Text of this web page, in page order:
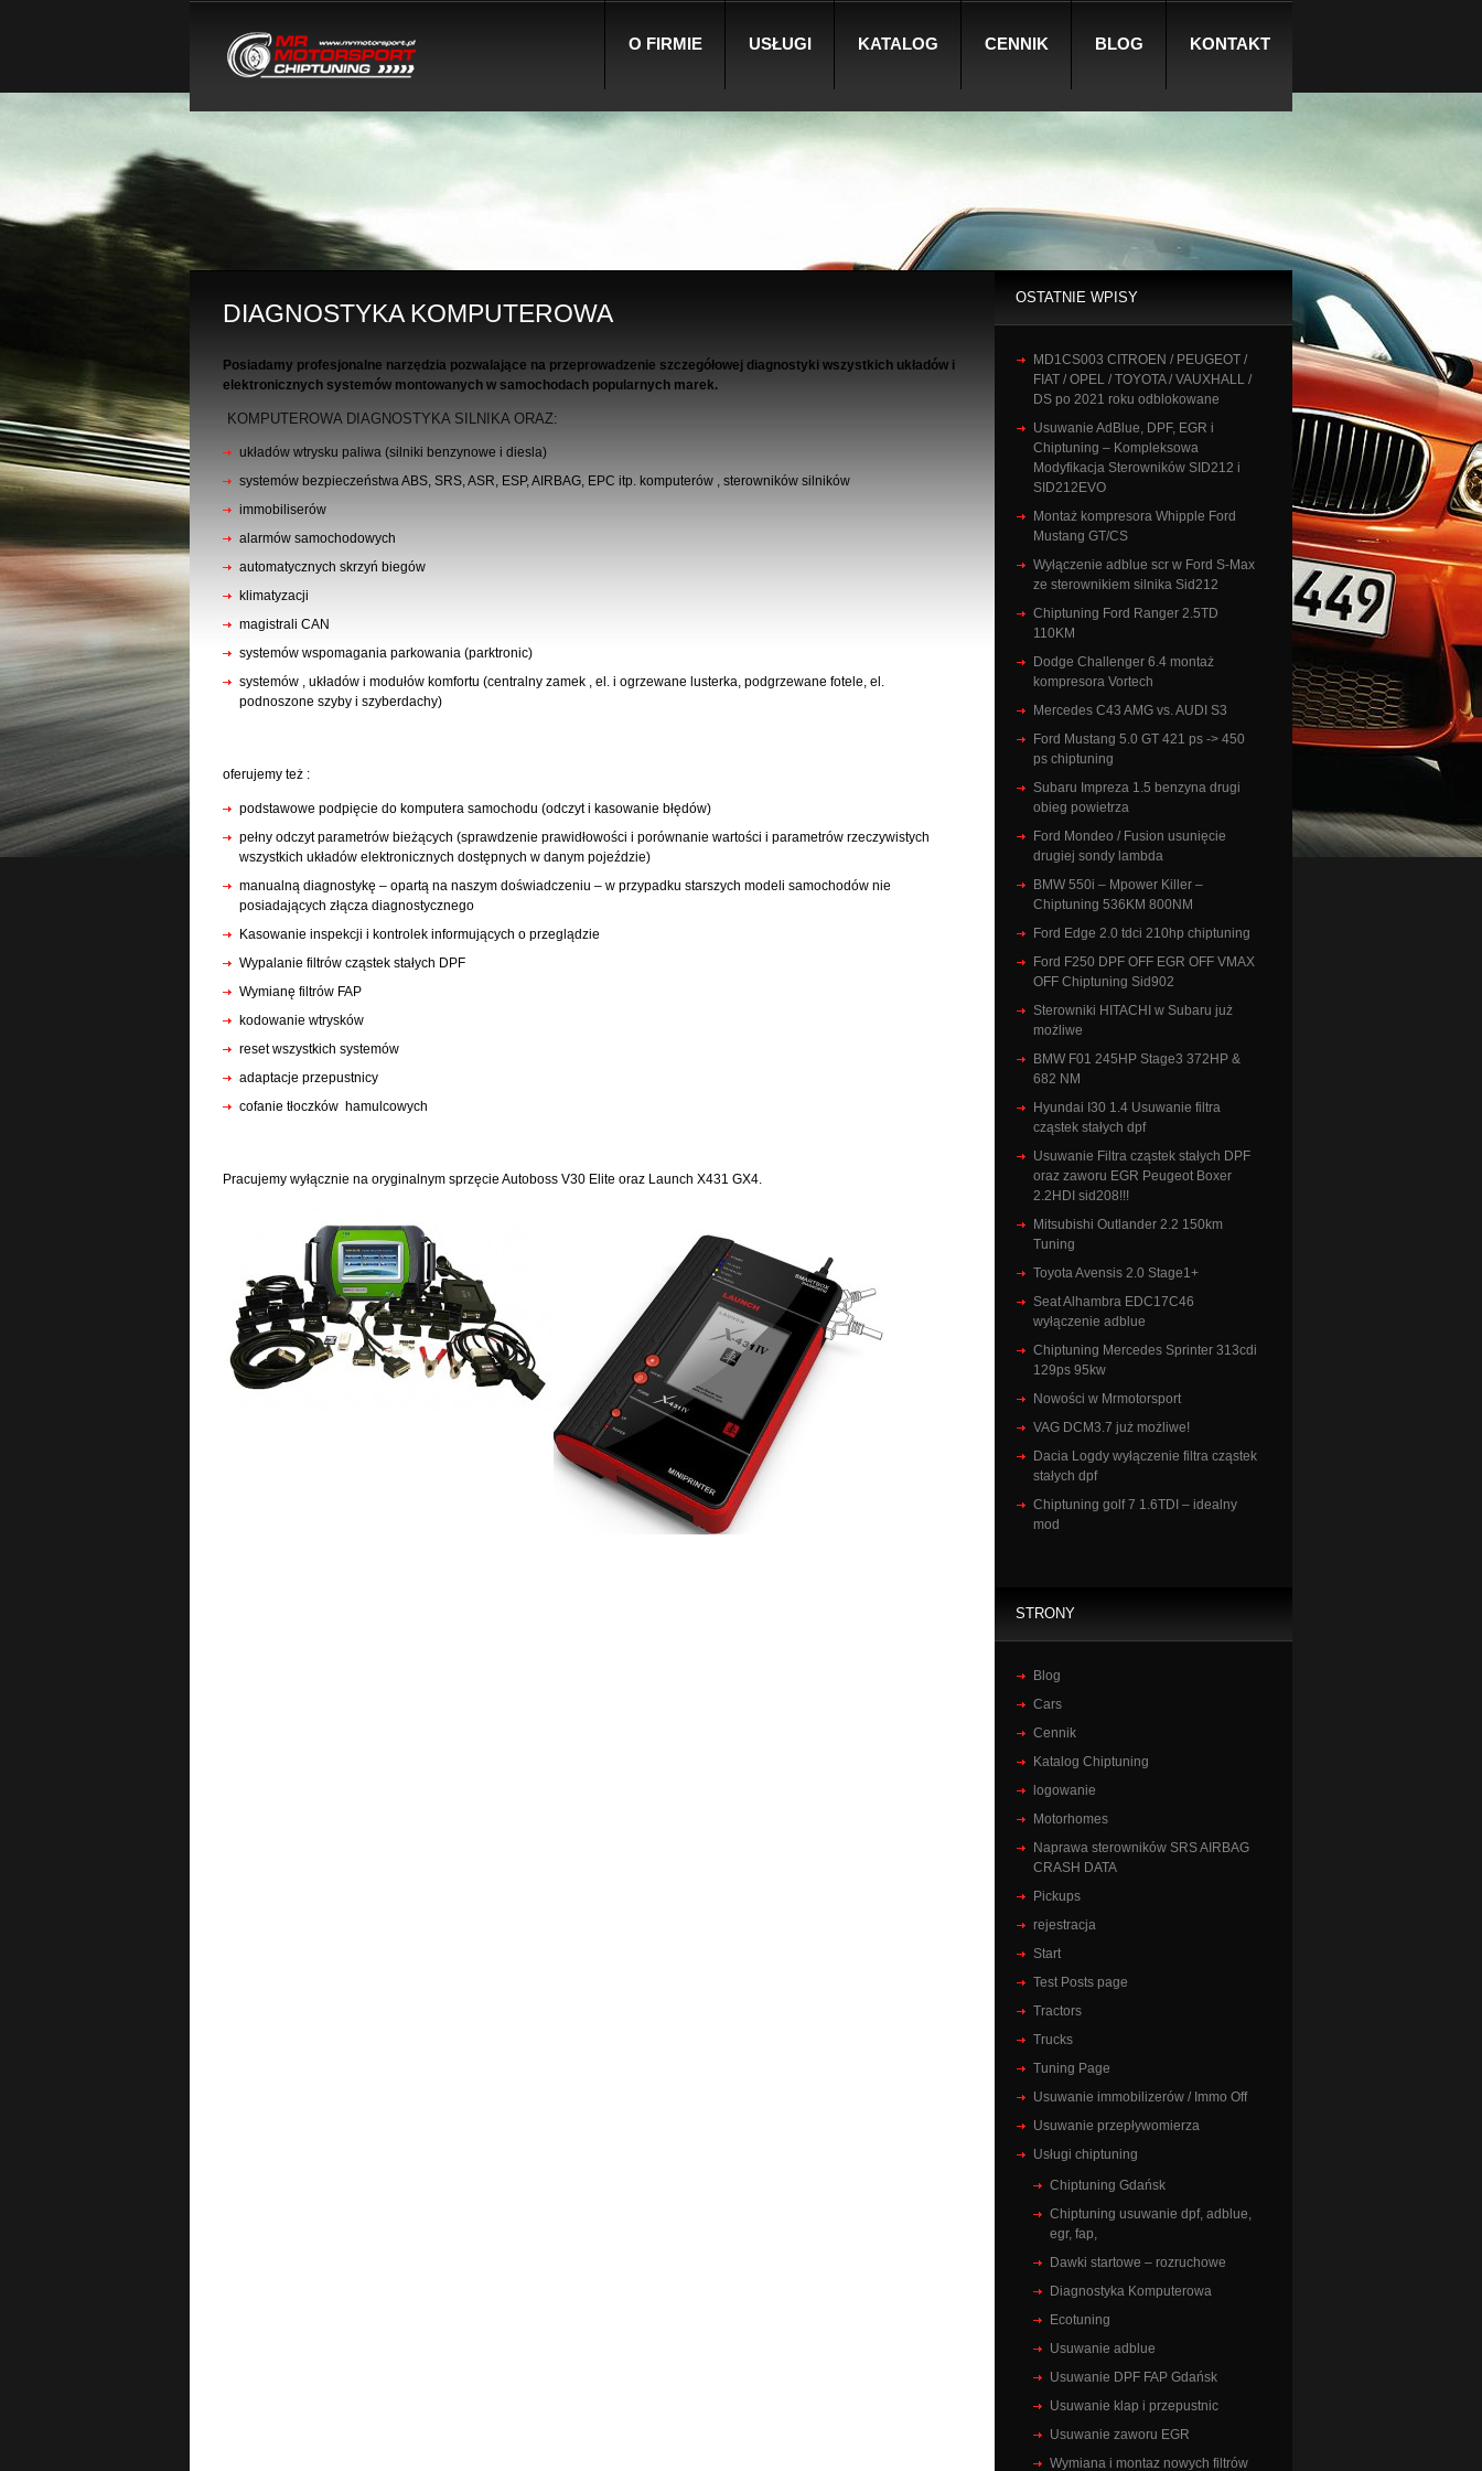
O FIRMIE USŁUGI KATALOG CENNIK BLOG KONTAKT
DIAGNOSTYKA KOMPUTEROWA
Posiadamy profesjonalne narzędzia pozwalające na przeprowadzenie szczegółowej diagnostyki wszystkich układów i
elektronicznych systemów montowanych w samochodach popularnych marek.
KOMPUTEROWA DIAGNOSTYKA SILNIKA ORAZ:
układów wtrysku paliwa (silniki benzynowe i diesla)
systemów bezpieczeństwa ABS, SRS, ASR, ESP, AIRBAG, EPC itp. komputerów , sterowników silników
immobiliserów
alarmów samochodowych
automatycznych skrzyń biegów
klimatyzacji
magistrali CAN
systemów wspomagania parkowania (parktronic)
systemów , układów i modułów komfortu (centralny zamek , el. i ogrzewane lusterka, podgrzewane fotele, el.
podnoszone szyby i szyberdachy)
oferujemy też :
podstawowe podpięcie do komputera samochodu (odczyt i kasowanie błędów)
pełny odczyt parametrów bieżących (sprawdzenie prawidłowości i porównanie wartości i parametrów rzeczywistych
wszystkich układów elektronicznych dostępnych w danym pojeździe)
manualną diagnostykę – opartą na naszym doświadczeniu – w przypadku starszych modeli samochodów nie
posiadających złącza diagnostycznego
Kasowanie inspekcji i kontrolek informujących o przeglądzie
Wypalanie filtrów cząstek stałych DPF
Wymianę filtrów FAP
kodowanie wtrysków
reset wszystkich systemów
adaptacje przepustnicy
cofanie tłoczków hamulcowych
Pracujemy wyłącznie na oryginalnym sprzęcie Autoboss V30 Elite oraz Launch X431 GX4.
OSTATNIE WPISY
MD1CS003 CITROEN / PEUGEOT /
FIAT / OPEL / TOYOTA / VAUXHALL /
DS po 2021 roku odblokowane
Usuwanie AdBlue, DPF, EGR i
Chiptuning – Kompleksowa
Modyfikacja Sterowników SID212 i
SID212EVO
Montaż kompresora Whipple Ford
Mustang GT/CS
Wyłączenie adblue scr w Ford S-Max
ze sterownikiem silnika Sid212
Chiptuning Ford Ranger 2.5TD
110KM
Dodge Challenger 6.4 montaż
kompresora Vortech
Mercedes C43 AMG vs. AUDI S3
Ford Mustang 5.0 GT 421 ps -> 450
ps chiptuning
Subaru Impreza 1.5 benzyna drugi
obieg powietrza
Ford Mondeo / Fusion usunięcie
drugiej sondy lambda
BMW 550i – Mpower Killer –
Chiptuning 536KM 800NM
Ford Edge 2.0 tdci 210hp chiptuning
Ford F250 DPF OFF EGR OFF VMAX
OFF Chiptuning Sid902
Sterowniki HITACHI w Subaru już
możliwe
BMW F01 245HP Stage3 372HP &
682 NM
Hyundai I30 1.4 Usuwanie filtra
cząstek stałych dpf
Usuwanie Filtra cząstek stałych DPF
oraz zaworu EGR Peugeot Boxer
2.2HDI sid208!!!
Mitsubishi Outlander 2.2 150km
Tuning
Toyota Avensis 2.0 Stage1+
Seat Alhambra EDC17C46
wyłączenie adblue
Chiptuning Mercedes Sprinter 313cdi
129ps 95kw
Nowości w Mrmotorsport
VAG DCM3.7 już możliwe!
Dacia Logdy wyłączenie filtra cząstek
stałych dpf
Chiptuning golf 7 1.6TDI – idealny
mod
STRONY
Blog
Cars
Cennik
Katalog Chiptuning
logowanie
Motorhomes
Naprawa sterowników SRS AIRBAG
CRASH DATA
Pickups
rejestracja
Start
Test Posts page
Tractors
Trucks
Tuning Page
Usuwanie immobilizerów / Immo Off
Usuwanie przepływomierza
Usługi chiptuning
Chiptuning Gdańsk
Chiptuning usuwanie dpf, adblue,
egr, fap,
Dawki startowe – rozruchowe
Diagnostyka Komputerowa
Ecotuning
Usuwanie adblue
Usuwanie DPF FAP Gdańsk
Usuwanie klap i przepustnic
Usuwanie zaworu EGR
Wymiana i montaz nowych filtrów